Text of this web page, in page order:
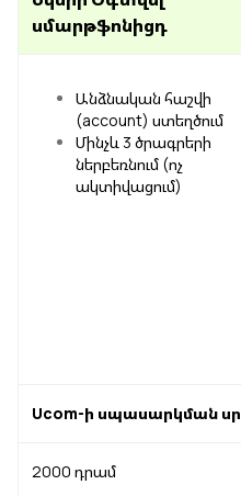
Uplay
Մուտք
սմարթֆոնիցդ
Անձնական հաշվի
(account) ստեղծում
Մինչև 3 ծրագրերի
ներբեռնում (ոչ
ակտիվացում)
Ucom-ի սպասարկման
2000 դրամ